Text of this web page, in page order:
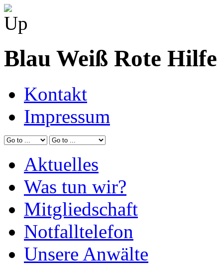
Blau Weiß Rote Hilfe
Kontakt
Impressum
Aktuelles
Was tun wir?
Mitgliedschaft
Notfalltelefon
Unsere Anwälte